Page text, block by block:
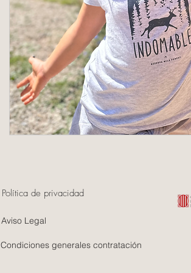
Política de privacidad
Aviso Legal
Condiciones generales contratación